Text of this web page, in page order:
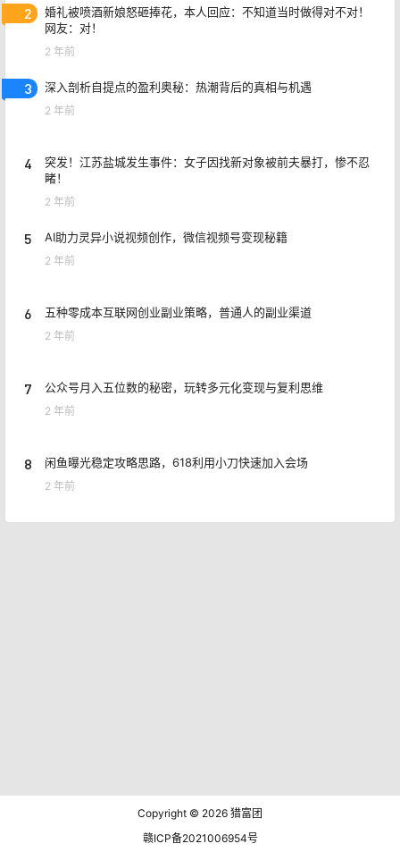
2
婚礼被喷酒新娘怒砸捧花，本人回应：不知道当时做得对不对！
网友：对！
2 年前
3 深入剖析自提点的盈利奥秘：热潮背后的真相与机遇
2 年前
4
突发！江苏盐城发生事件：女子因找新对象被前夫暴打，惨不忍
睹！
2 年前
5 AI助力灵异小说视频创作，微信视频号变现秘籍
2 年前
6 五种零成本互联网创业副业策略，普通人的副业渠道
2 年前
7 公众号月入五位数的秘密，玩转多元化变现与复利思维
2 年前
8 闲鱼曝光稳定攻略思路，618利用小刀快速加入会场
2 年前
Copyright © 2026 猎富团
赣ICP备2021006954号